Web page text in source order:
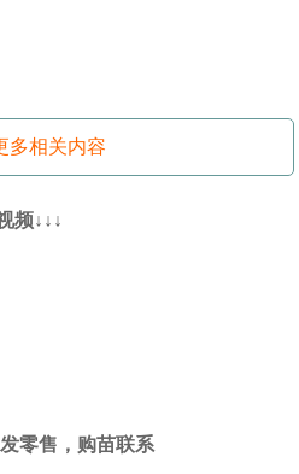
多相关内容
频↓↓↓
零售，购苗联系